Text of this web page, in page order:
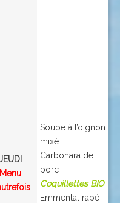
Menu
Soupe à l’oignon
mixé
Carbonara de
porc
Coquillettes BIO
Emmental rapé